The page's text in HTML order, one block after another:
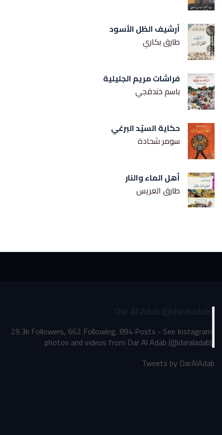
أرشيف الظل الأسود
طارق بكاري
فراشات مريم الجليلية
باسم خندقجي
حكاية السيّد البرغي
سومر شحادة
أهل الماء والنار
طارق العريس
Dar Al Adab (@daraladab)
29.3k Followers, 662 Following, 894 Posts - See Instagram
photos and videos from Dar Al Adab (@daraladab)
Tweets by DarAlAdab